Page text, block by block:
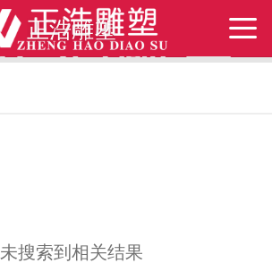
正浩雕塑
未搜索到相关结果